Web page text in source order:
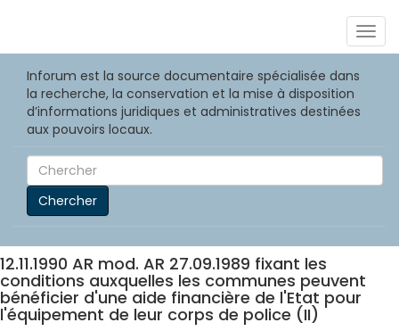
Inforum est la source documentaire spécialisée dans
la recherche, la conservation et la mise à disposition
d’informations juridiques et administratives destinées
aux pouvoirs locaux.
Chercher
12.11.1990 AR mod. AR 27.09.1989 fixant les
conditions auxquelles les communes peuvent
bénéficier d'une aide financière de l'Etat pour
l'équipement de leur corps de police (II)